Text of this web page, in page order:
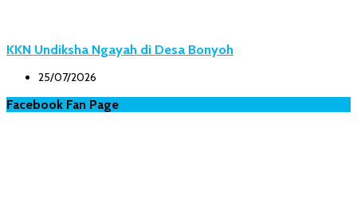
KKN Undiksha Ngayah di Desa Bonyoh
25/07/2026
Facebook Fan Page